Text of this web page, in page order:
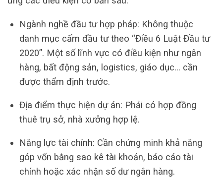
Ngành nghề đầu tư hợp pháp: Không thuộc
danh mục cấm đầu tư theo “Điều 6 Luật Đầu tư
2020”. Một số lĩnh vực có điều kiện như ngân
hàng, bất động sản, logistics, giáo dục… cần
được thẩm định trước.
Địa điểm thực hiện dự án: Phải có hợp đồng
thuê trụ sở, nhà xưởng hợp lệ.
Năng lực tài chính: Cần chứng minh khả năng
góp vốn bằng sao kê tài khoản, báo cáo tài
chính hoặc xác nhận số dư ngân hàng.